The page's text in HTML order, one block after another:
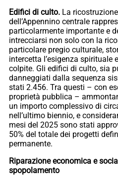
Edifici di culto. La
dell’Appennino centrale
particolarmente importante e
intrecciarsi non solo con la
particolare pregio culturale,
intercetta l’esigenza spirituale
colpite. Gli edifici di culto, sia
danneggiati dalla sequenza
stati 2.456. Tra questi – con
proprietà pubblica –
un importo complessivo di
nell’ultimo biennio, e
mesi del 2025 sono stati
50% del totale dei progetti
permanente.
Riparazione economica e
spopolamento